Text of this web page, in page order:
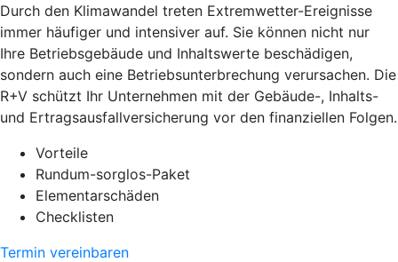
Durch den Klimawandel treten Extremwetter-Ereignisse
immer häufiger und intensiver auf. Sie können nicht nur
Ihre Betriebsgebäude und Inhaltswerte beschädigen,
sondern auch eine Betriebsunterbrechung verursachen. Die
R+V schützt Ihr Unternehmen mit der Gebäude-, Inhalts-
und Ertragsausfallversicherung vor den finanziellen Folgen.
Vorteile
Rundum-sorglos-Paket
Elementarschäden
Checklisten
Termin vereinbaren